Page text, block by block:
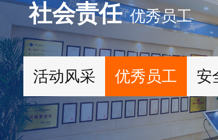
社会责任 优秀员工
活动风采 优秀员工 安